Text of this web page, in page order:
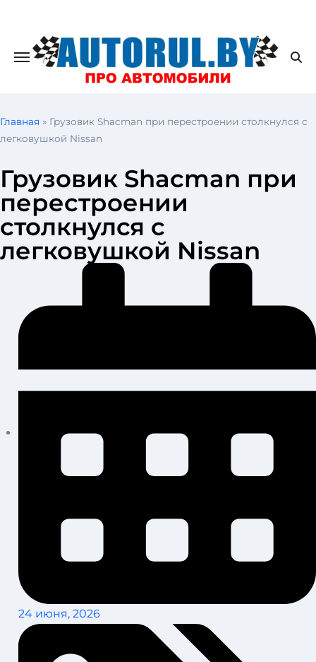
Главная » Грузовик Shacman при перестроении столкнулся с
легковушкой Nissan
Грузовик Shacman при
перестроении
столкнулся с
легковушкой Nissan
24 июня, 2026